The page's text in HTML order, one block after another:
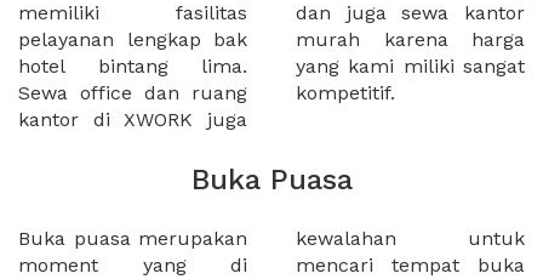
memiliki fasilitas
pelayanan lengkap bak
hotel bintang lima.
Sewa office dan ruang
kantor di XWORK juga
dan juga sewa kantor
murah karena harga
yang kami miliki sangat
kompetitif.
Buka Puasa
Buka puasa merupakan
moment yang di
kewalahan untuk
mencari tempat buka